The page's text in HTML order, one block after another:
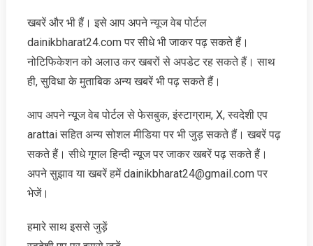
खबरें और भी हैं। इसे आप अपने न्‍यूज वेब पोर्टल
dainikbharat24.com पर सीधे भी जाकर पढ़ सकते हैं।
नोटिफिकेशन को अलाउ कर खबरों से अपडेट रह सकते हैं। साथ
ही, सुविधा के मुताबिक अन्‍य खबरें भी पढ़ सकते हैं।
आप अपने न्‍यूज वेब पोर्टल से फेसबुक, इंस्‍टाग्राम, X, स्‍वदेशी एप
arattai सहित अन्‍य सोशल मीडिया पर भी जुड़ सकते हैं। खबरें पढ़
सकते हैं। सीधे गूगल हिन्‍दी न्‍यूज पर जाकर खबरें पढ़ सकते हैं।
अपने सुझाव या खबरें हमें dainikbharat24@gmail.com पर
भेजें।
हमारे साथ इससे जुड़ें